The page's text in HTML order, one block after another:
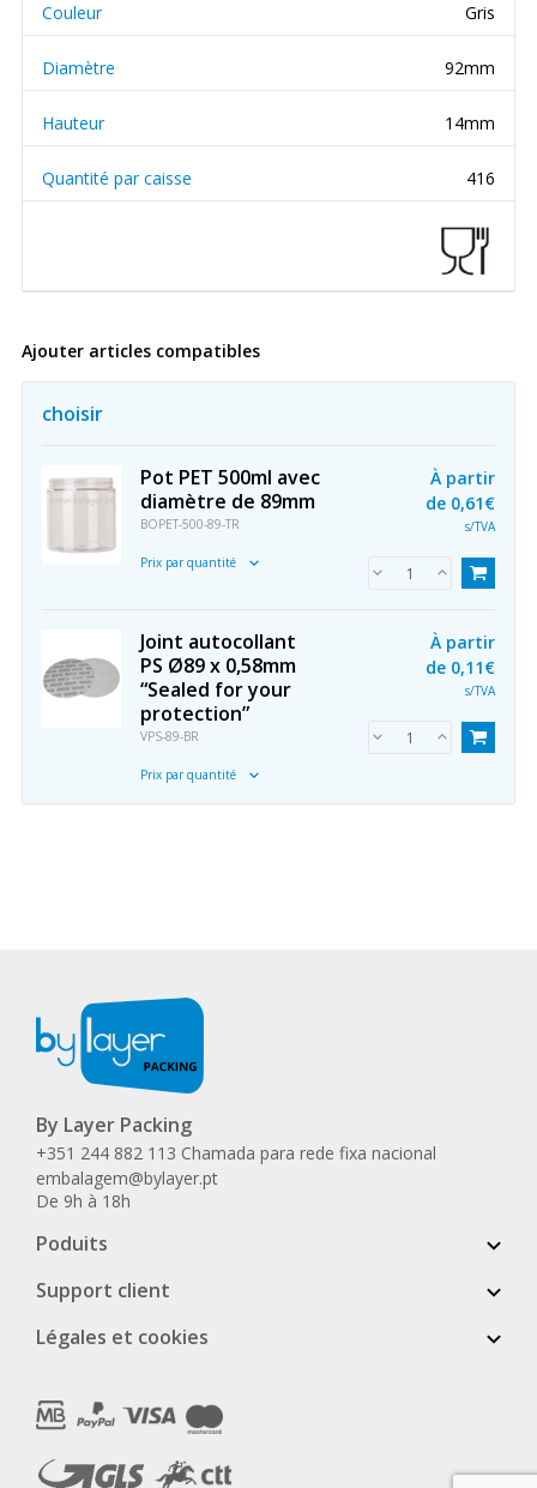
Couleur Gris
Diamètre 92mm
Hauteur 14mm
Quantité par caisse 416
Ajouter articles compatibles
choisir
Pot PET 500ml avec
diamètre de 89mm
BOPET-500-89-TR
Prix par quantité
À partir
de 0,61€
s/TVA
Joint autocollant
PS Ø89 x 0,58mm
“Sealed for your
protection”
VPS-89-BR
Prix par quantité
À partir
de 0,11€
s/TVA
By Layer Packing
+351 244 882 113 Chamada para rede fixa nacional
embalagem@bylayer.pt
De 9h à 18h
Poduits
Support client
Légales et cookies